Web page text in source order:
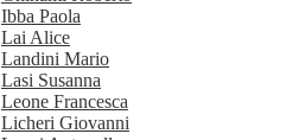
Ibba Paola
Lai Alice
Landini Mario
Lasi Susanna
Leone Francesca
Licheri Giovanni